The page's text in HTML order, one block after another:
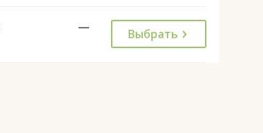
— Выбрать